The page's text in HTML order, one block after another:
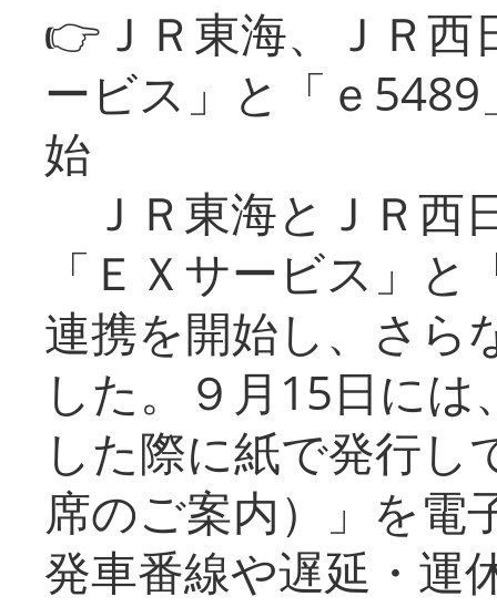
👉ＪＲ東海、ＪＲ
ービス」と「ｅ
始
ＪＲ東海とＪＲ西
「ＥＸサービス」
連携を開始し、さら
した。９月15日に
した際に紙で発行し
席のご案内）」を電
発車番線や遅延・運